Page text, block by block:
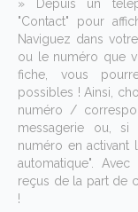
» Depuis un
"Contact" pour
Naviguez dans
ou le numéro que
fiche, vous
possibles ! Ainsi,
numéro /
messagerie ou,
numéro en activant
automatique".
reçus de la part de
!